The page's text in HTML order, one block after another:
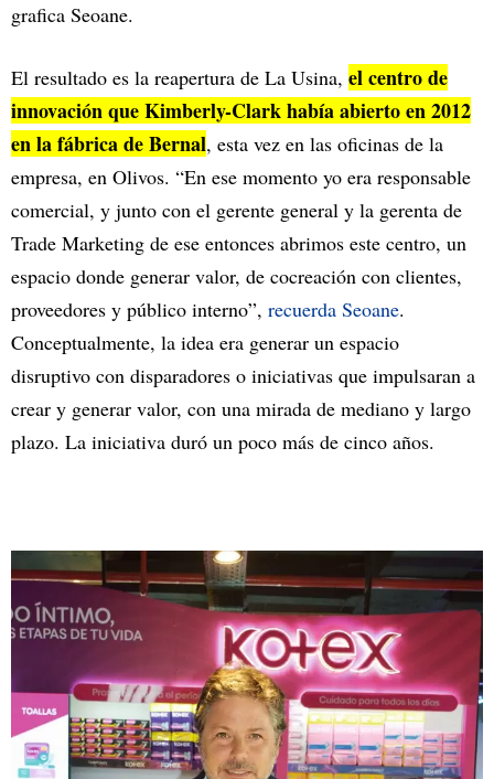
grafica Seoane.
El resultado es la reapertura de La Usina, el centro de
innovación que Kimberly-Clark había abierto en 2012
en la fábrica de Bernal, esta vez en las oficinas de la
empresa, en Olivos. “En ese momento yo era responsable
comercial, y junto con el gerente general y la gerenta de
Trade Marketing de ese entonces abrimos este centro, un
espacio donde generar valor, de cocreación con clientes,
proveedores y público interno”, recuerda Seoane.
Conceptualmente, la idea era generar un espacio
disruptivo con disparadores o iniciativas que impulsaran a
crear y generar valor, con una mirada de mediano y largo
plazo. La iniciativa duró un poco más de cinco años.